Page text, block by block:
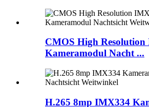
CMOS High Resolution
Kameramodul Nacht ...
H.265 8mp IMX334